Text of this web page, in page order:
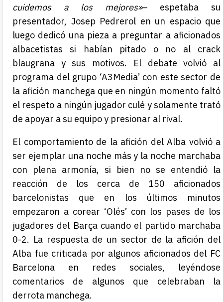
cuidemos a los mejores»– espetaba su
presentador, Josep Pedrerol en un espacio que
luego dedicó una pieza a preguntar a aficionados
albacetistas si habían pitado o no al crack
blaugrana y sus motivos. El debate volvió al
programa del grupo ‘A3Media’ con este sector de
la afición manchega que en ningún momento faltó
el respeto a ningún jugador culé y solamente trató
de apoyar a su equipo y presionar al rival.
El comportamiento de la afición del Alba volvió a
ser ejemplar una noche más y la noche marchaba
con plena armonía, si bien no se entendió la
reacción de los cerca de 150 aficionados
barcelonistas que en los últimos minutos
empezaron a corear ‘Olés’ con los pases de los
jugadores del Barça cuando el partido marchaba
0-2. La respuesta de un sector de la afición del
Alba fue criticada por algunos aficionados del FC
Barcelona en redes sociales, leyéndose
comentarios de algunos que celebraban la
derrota manchega.